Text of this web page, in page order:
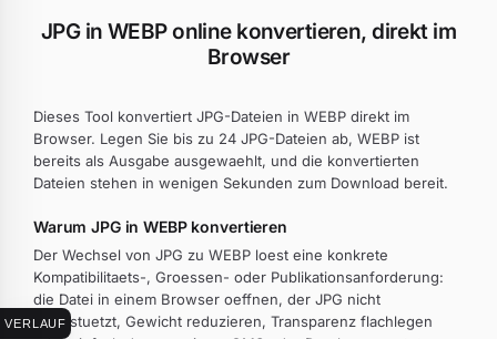
VERLAUF
JPG in WEBP online konvertieren, direkt im
Browser
Dieses Tool konvertiert JPG-Dateien in WEBP direkt im
Browser. Legen Sie bis zu 24 JPG-Dateien ab, WEBP ist
bereits als Ausgabe ausgewaehlt, und die konvertierten
Dateien stehen in wenigen Sekunden zum Download bereit.
Warum JPG in WEBP konvertieren
Der Wechsel von JPG zu WEBP loest eine konkrete
Kompatibilitaets-, Groessen- oder Publikationsanforderung:
die Datei in einem Browser oeffnen, der JPG nicht
unterstuetzt, Gewicht reduzieren, Transparenz flachlegen